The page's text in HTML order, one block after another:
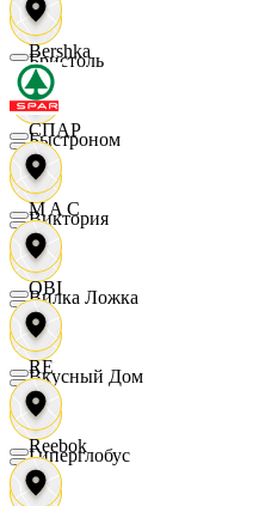
Бристоль
Быстроном
Виктория
Вилка Ложка
Вкусный Дом
Гиперглобус
Bershka
СПАР
M A C
OBI
RE
Reebok